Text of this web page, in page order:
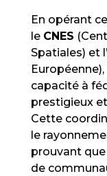
En opérant
le CNES
Spatiales) et l’
capacité à
prestigieux
Cette
le
prouvant
de